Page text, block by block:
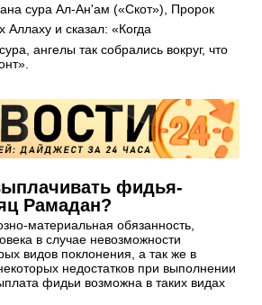
сура Ал-Ан'ам («Скот»), Пророк
ангелы так собрались вокруг, что
фидья-
Рамадан?
материальная обязанность,
в случае невозможности
видов поклонения, а так же в
недостатков при выполнении
фидьи возможна в таких видах